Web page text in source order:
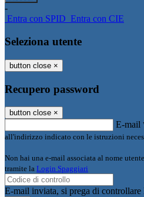
-
Entra con SPID Entra con CIE
Seleziona utente
button close ×
Recupero password
button close ×
E-mail
all'indirizzo indicato con le istruzioni
Non hai una e-mail associata al nome
tramite la Login Spaggiari
E-mail inviata, si prega di controllare